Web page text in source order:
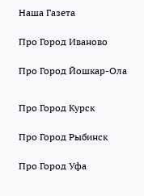
Наша Газета
Про Город Иваново
Про Город Йошкар-Ола
Про Город Курск
Про Город Рыбинск
Про Город Уфа